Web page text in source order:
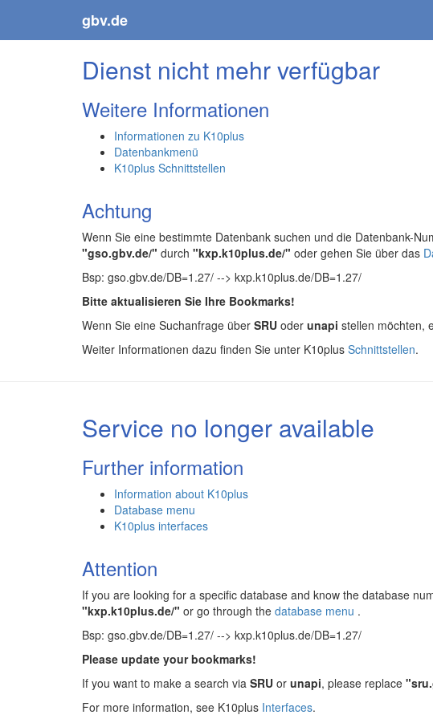
gbv.de
Dienst nicht mehr verfügbar
Weitere Informationen
Informationen zu K10plus
Datenbankmenü
K10plus Schnittstellen
Achtung
Wenn Sie eine bestimmte Datenbank suchen und die Datenbank-
"gso.gbv.de/" durch "kxp.k10plus.de/" oder gehen Sie über das
Bsp: gso.gbv.de/DB=1.27/ --> kxp.k10plus.de/DB=1.27/
Bitte aktualisieren Sie Ihre Bookmarks!
Wenn Sie eine Suchanfrage über SRU oder unapi stellen möchten,
Weiter Informationen dazu finden Sie unter K10plus Schnittstellen.
Service no longer available
Further information
Information about K10plus
Database menu
K10plus interfaces
Attention
If you are looking for a specific database and know the database
"kxp.k10plus.de/" or go through the database menu .
Bsp: gso.gbv.de/DB=1.27/ --> kxp.k10plus.de/DB=1.27/
Please update your bookmarks!
If you want to make a search via SRU or unapi, please replace
For more information, see K10plus Interfaces.